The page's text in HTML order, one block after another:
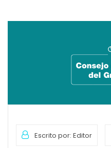
Escrito por: Editor